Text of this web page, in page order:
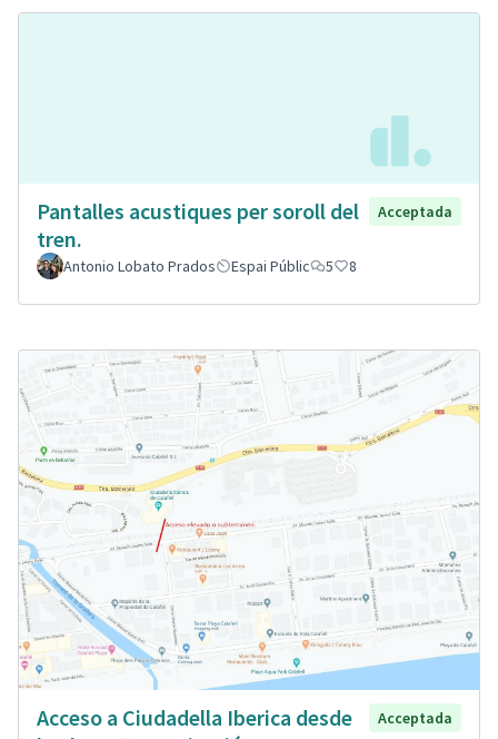
Pantalles acustiques per soroll del
tren.
Acceptada
Antonio Lobato Prados Espai Públic 5 8
Acceso a Ciudadella Iberica desde
Acceptada